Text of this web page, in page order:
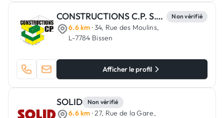
CONSTRUCTIONS C.P. S.C.A. Non vérifié
6.6 km · 34, Rue des Moulins,
L-7784 Bissen
Afficher le profil
SOLID Non vérifié
6.6 km · 27, Rue de la Gare,